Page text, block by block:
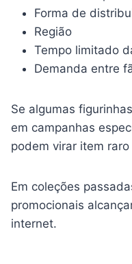
Forma de
Região
Tempo limitado
Demanda entre
Se algumas
em campanhas
podem virar item
Em coleções
promocionais
internet.